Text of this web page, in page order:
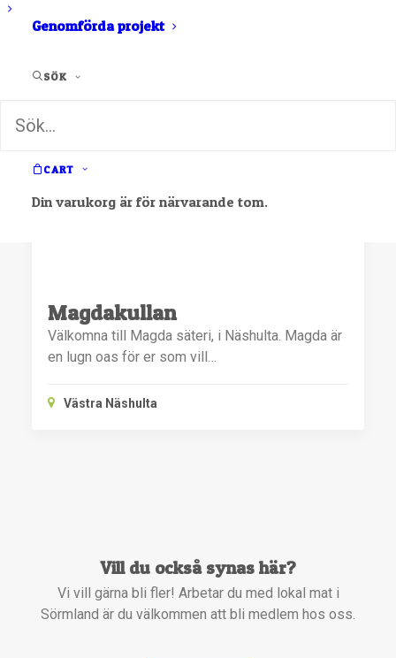
Genomförda projekt
SÖK
CART
Din varukorg är för närvarande tom.
Magdakullan
Välkomna till Magda säteri, i Näshulta. Magda är
en lugn oas för er som vill…
Västra Näshulta
Vill du också synas här?
Vi vill gärna bli fler! Arbetar du med lokal mat i
Sörmland är du välkommen att bli medlem hos oss.